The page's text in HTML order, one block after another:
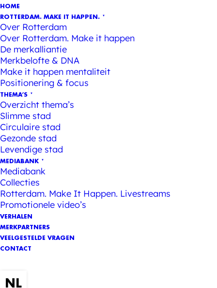
HOME
ROTTERDAM. MAKE IT HAPPEN.
Over Rotterdam
Over Rotterdam. Make it happen
De merkalliantie
Merkbelofte & DNA
Make it happen mentaliteit
Positionering & focus
THEMA’S
Overzicht thema’s
Slimme stad
Circulaire stad
Gezonde stad
Levendige stad
MEDIABANK
Mediabank
Collecties
Rotterdam. Make It Happen. Livestreams
Promotionele video’s
VERHALEN
MERKPARTNERS
VEELGESTELDE VRAGEN
CONTACT